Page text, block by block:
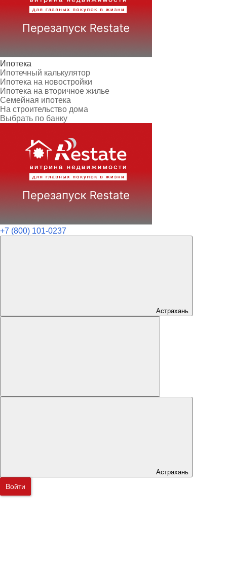
Ипотека
Ипотечный калькулятор
Ипотека на новостройки
Ипотека на вторичное жилье
Семейная ипотека
На строительство дома
Выбрать по банку
+7 (800) 101-0237
Астрахань
Астрахань
Войти